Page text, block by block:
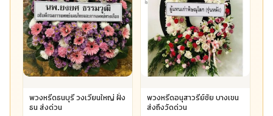
พวงหรีดธนบุรี วงเวียนใหญ่ ฝั่ง
ธน ส่งด่วน
พวงหรีดอนุสาวรีย์ชัย บางเขน
ส่งถึงวัดด่วน